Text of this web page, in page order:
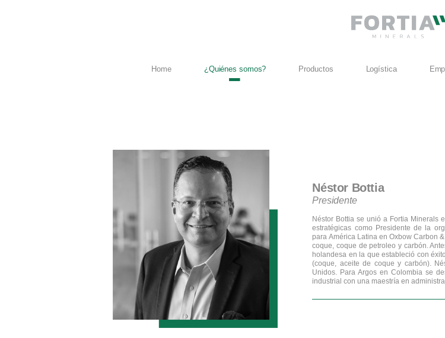
Home ¿Quiénes somos? Productos Logística
Néstor Bottia
Presidente
Néstor Bottia se unió a Fortia Minerals
estratégicas como Presidente de la
para América Latina en Oxbow Carbon
coque, coque de petroleo y carbón.
holandesa en la que estableció con
(coque, aceite de coque y carbón).
Unidos. Para Argos en Colombia se
industrial con una maestría en